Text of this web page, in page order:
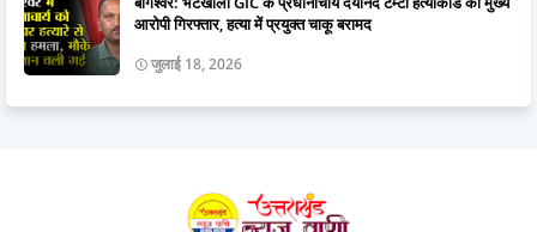
आरोपी गिरफ्तार, हत्या में प्रयुक्त चाकू बरामद
जुलाई 18, 2026